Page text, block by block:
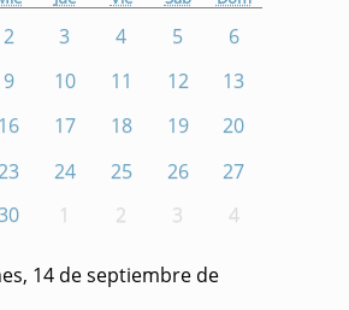
2 3 4 5
6
9 10 11 12
13
16 17 18 19
20
24 25 26
27
1 2 3 4
14 de septiembre de